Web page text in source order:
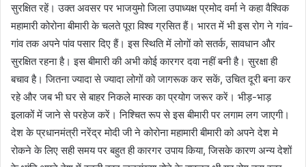
सुरक्षित रहें। उक्त अवसर पर भाजयुमो जिला उपाध्यक्ष प्रमोद वर्मा ने कहा वैश्विक
महामारी कोरोना बीमारी के चलते पूरा विश्व ग्रसित हैं। भारत में भी इस रोग ने गांव-
गांव तक अपने पांव पसार दिए हैं। इस स्थिति में लोगों को सतर्क, सावधान और
सुरक्षित रहना है। इस बीमारी की अभी कोई कारगर दवा नहीं बनी है। सुरक्षा ही
बचाव है। जितना ज्यादा से ज्यादा लोगों को जागरूक कर सकें, उचित दूरी बना कर
रहे और जब भी घर से बाहर निकले मास्क का प्रयोग जरूर करें। भीड़-भाड़
इलाकों में जाने से परहेज करें। निश्चित रूप से इस बीमारी पर लगाम लग जाएगी।
देश के प्रधानमंत्री नरेंद्र मोदी जी ने कोरोना महामारी बीमारी को अपने देश मे
रोकने के लिए सही समय पर बहुत ही कारगर उपाय किया, जिसके कारण अन्य देशों